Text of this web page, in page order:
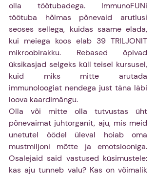
olla töötubadega. ImmunoFUNi
töötuba hõlmas põnevaid arutlusi
seoses sellega, kuidas saame elada,
kui meiega koos elab 39 TRILJONIT
mikroobirakku. Rebased õpivad
üksikasjad selgeks küll teisel kursusel,
kuid miks mitte arutada
immunoloogiat nendega just täna läbi
loova kaardimängu.
Olla või mitte olla tutvustas üht
põnevaimat juhtorganit, aju, mis meid
unetutel öödel üleval hoiab oma
mustmiljoni mõtte ja emotsiooniga.
Osalejaid said vastused küsimustele:
kas aju tunneb valu? Kas on võimalik